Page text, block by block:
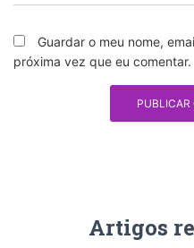
Guardar o meu nome,
próxima vez que eu comentar.
Artigos